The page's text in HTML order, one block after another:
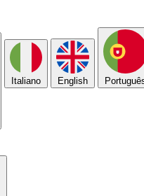
Italiano English